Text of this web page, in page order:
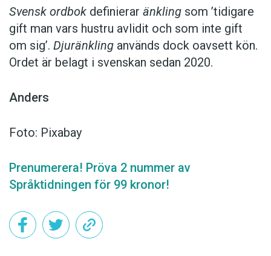
Svensk ordbok definierar änkling som ’tidigare
gift man vars hustru av­lidit och som inte gift
om sig’. Djuränkling används dock oavsett kön.
Ordet är belagt i svenskan sedan 2020.
Anders
Foto: Pixabay
Prenumerera! Pröva 2 nummer av
Språktidningen för 99 kronor!